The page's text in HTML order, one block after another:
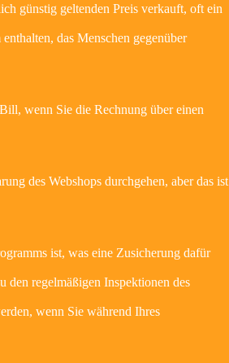
günstig geltenden Preis verkauft, oft ein
das Menschen gegenüber
wenn Sie die Rechnung über einen
des Webshops durchgehen, aber das ist
ist, was eine Zusicherung dafür
den regelmäßigen Inspektionen des
wenn Sie während Ihres